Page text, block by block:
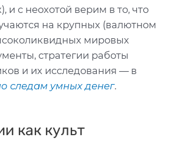
и с неохотой верим в то, что
на крупных (валютном
мировых
стратегии работы
и их исследования — в
следам умных денег.
как культ